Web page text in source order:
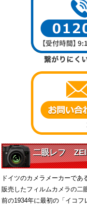
二眼レフ
ドイツのカメラメーカーであ
販売したフィルムカメラの二
前の1934年に最初の「イコフ